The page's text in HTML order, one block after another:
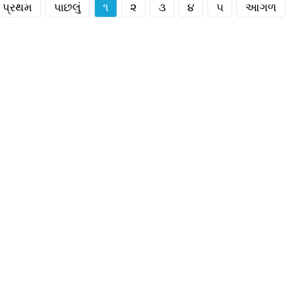
પ્રથમ પાછલું ૧ ૨ ૩ ૪ ૫ આગળ